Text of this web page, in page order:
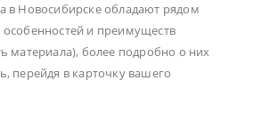
в Новосибирске обладают рядом
и преимуществ
материала), более подробно о них
перейдя в карточку вашего